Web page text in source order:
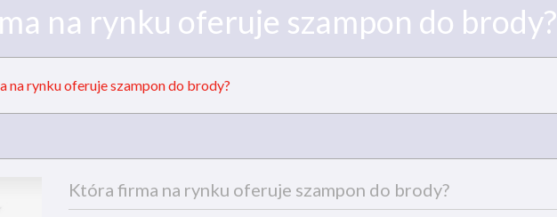
na rynku oferuje szampon do brody?
na rynku oferuje szampon do brody?
Która firma na rynku oferuje szampon do brody?